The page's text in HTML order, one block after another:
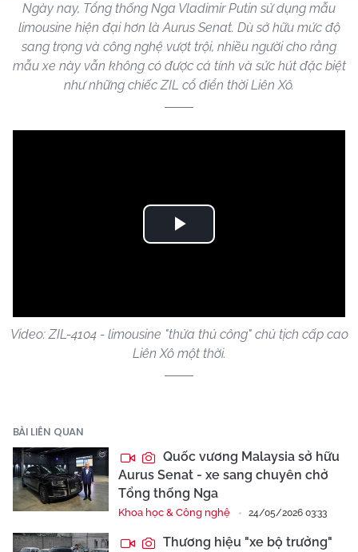
Ngày nay, Tổng thống Nga Vladimir Putin sử dụng mẫu
limousine hiện đại hơn là Aurus Senat. Dù sở hữu mức độ
sang trọng và công nghệ vượt trội, nhiều người cho rằng
mẫu xe này vẫn không có được cá tính và sức hút đặc biệt
như những chiếc ZIL cổ điển thời Liên Xô.
Play
Video: ZIL-4104 - limousine "thửa thủ công" chủ tịch cấp cao
Liên Xô một thời.
BÀI LIÊN QUAN
Quốc vương Malaysia sở hữu
Aurus Senat - xe sang chuyên chở
Tổng thống Nga
Khoa học & Công nghệ 24/05/2026 03:33
Thương hiệu "xe bộ trưởng"